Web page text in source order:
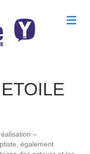
M
e
–
également